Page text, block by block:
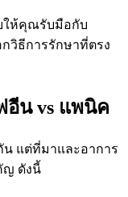
ให้คุณรับมือกับ
วิธีการรักษาที่ตรง
อีน vs แพนิค
น แต่ที่มาและอาการ
ญ ดังนี้